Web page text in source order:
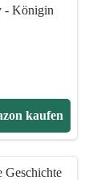
- Königin
kaufen
Geschichte